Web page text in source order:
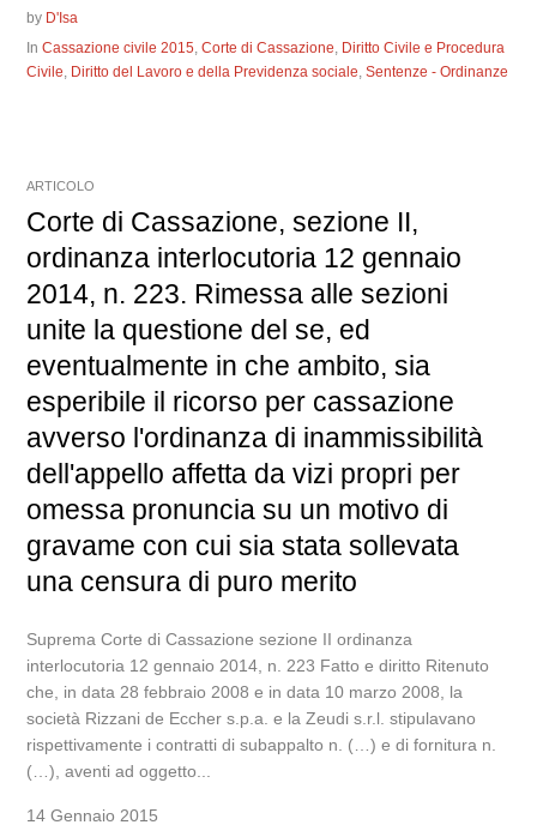
by D'Isa
InCassazione civile 2015,Corte di Cassazione, Diritto Civile e Procedura
Civile, Diritto del Lavoro e della Previdenza sociale,Sentenze - Ordinanze
ARTICOLO
Corte di Cassazione, sezione II,
ordinanza interlocutoria 12 gennaio
2014, n. 223. Rimessa alle sezioni
unite la questione del se, ed
eventualmente in che ambito, sia
esperibile il ricorso per cassazione
avverso l'ordinanza di inammissibilità
dell'appello affetta da vizi propri per
omessa pronuncia su un motivo di
gravame con cui sia stata sollevata
una censura di puro merito
Suprema Corte di Cassazione sezione II ordinanza
interlocutoria 12 gennaio 2014, n. 223 Fatto e diritto Ritenuto
che, in data 28 febbraio 2008 e in data 10 marzo 2008, la
società Rizzani de Eccher s.p.a. e la Zeudi s.r.l. stipulavano
rispettivamente i contratti di subappalto n. (…) e di fornitura n.
(…), aventi ad oggetto...
14 Gennaio 2015